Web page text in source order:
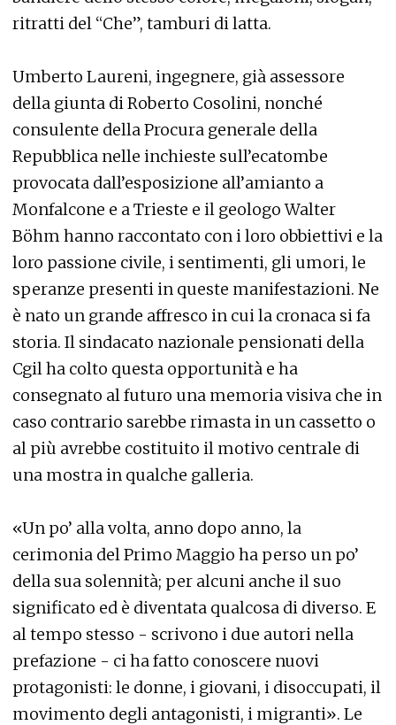
ritratti del “Che”, tamburi di latta.
Umberto Laureni, ingegnere, già assessore
della giunta di Roberto Cosolini, nonché
consulente della Procura generale della
Repubblica nelle inchieste sull’ecatombe
provocata dall’esposizione all’amianto a
Monfalcone e a Trieste e il geologo Walter
Böhm hanno raccontato con i loro obbiettivi e la
loro passione civile, i sentimenti, gli umori, le
speranze presenti in queste manifestazioni. Ne
è nato un grande affresco in cui la cronaca si fa
storia. Il sindacato nazionale pensionati della
Cgil ha colto questa opportunità e ha
consegnato al futuro una memoria visiva che in
caso contrario sarebbe rimasta in un cassetto o
al più avrebbe costituito il motivo centrale di
una mostra in qualche galleria.
«Un po’ alla volta, anno dopo anno, la
cerimonia del Primo Maggio ha perso un po’
della sua solennità; per alcuni anche il suo
significato ed è diventata qualcosa di diverso. E
al tempo stesso - scrivono i due autori nella
prefazione - ci ha fatto conoscere nuovi
protagonisti: le donne, i giovani, i disoccupati, il
movimento degli antagonisti, i migranti». Le